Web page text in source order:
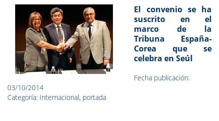
El convenio se ha
suscrito en el
marco de la
Tribuna España-
Corea que se
celebra en Seúl
Fecha publicación:
03/10/2014
Categoría: Internacional, portada